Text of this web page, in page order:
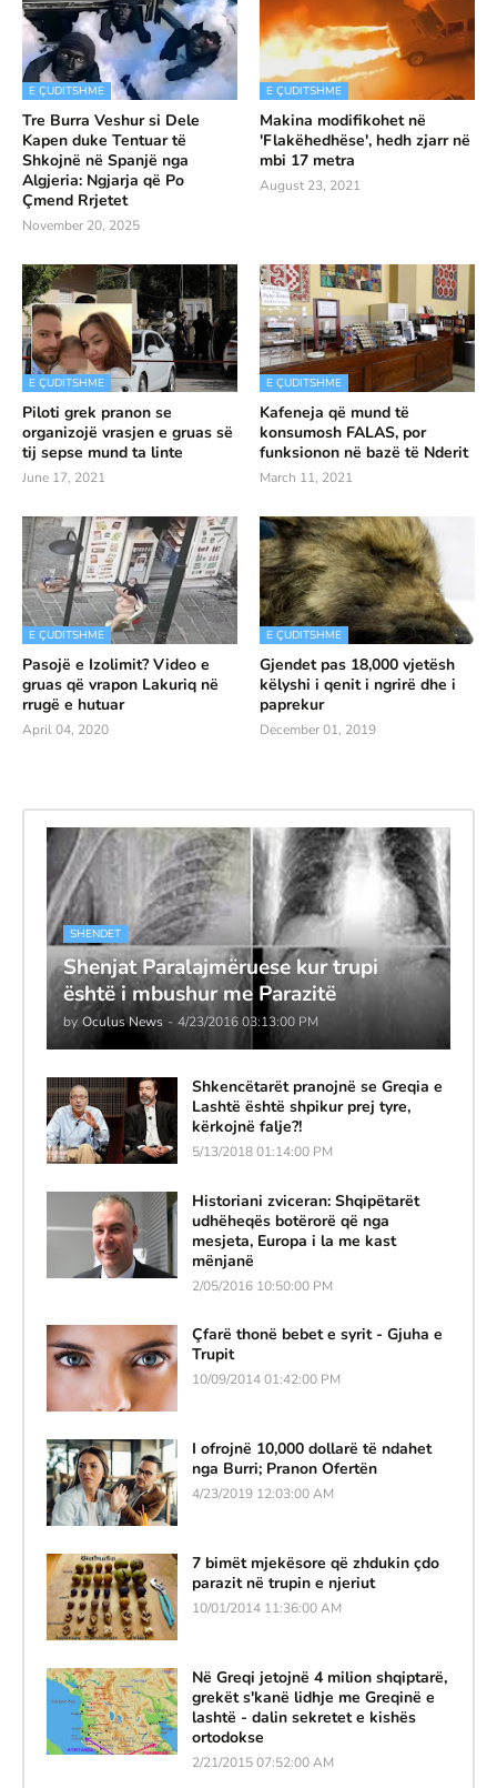
E ÇUDITSHME
Tre Burra Veshur si Dele
Kapen duke Tentuar të
Shkojnë në Spanjë nga
Algjeria: Ngjarja që Po
Çmend Rrjetet
November 20, 2025
E ÇUDITSHME
Makina modifikohet në
'Flakëhedhëse', hedh zjarr në
mbi 17 metra
August 23, 2021
E ÇUDITSHME
Piloti grek pranon se
organizojë vrasjen e gruas së
tij sepse mund ta linte
June 17, 2021
E ÇUDITSHME
Kafeneja që mund të
konsumosh FALAS, por
funksionon në bazë të Nderit
March 11, 2021
E ÇUDITSHME
Pasojë e Izolimit? Video e
gruas që vrapon Lakuriq në
rrugë e hutuar
April 04, 2020
E ÇUDITSHME
Gjendet pas 18,000 vjetësh
këlyshi i qenit i ngrirë dhe i
paprekur
December 01, 2019
SHENDET
Shenjat Paralajmëruese kur trupi
është i mbushur me Parazitë
by Oculus News - 4/23/2016 03:13:00 PM
Shkencëtarët pranojnë se Greqia e
Lashtë është shpikur prej tyre,
kërkojnë falje?!
5/13/2018 01:14:00 PM
Historiani zviceran: Shqipëtarët
udhëheqës botërorë që nga
mesjeta, Europa i la me kast
mënjanë
2/05/2016 10:50:00 PM
Çfarë thonë bebet e syrit - Gjuha e
Trupit
10/09/2014 01:42:00 PM
I ofrojnë 10,000 dollarë të ndahet
nga Burri; Pranon Ofertën
4/23/2019 12:03:00 AM
7 bimët mjekësore që zhdukin çdo
parazit në trupin e njeriut
10/01/2014 11:36:00 AM
Në Greqi jetojnë 4 milion shqiptarë,
grekët s'kanë lidhje me Greqinë e
lashtë - dalin sekretet e kishës
ortodokse
2/21/2015 07:52:00 AM